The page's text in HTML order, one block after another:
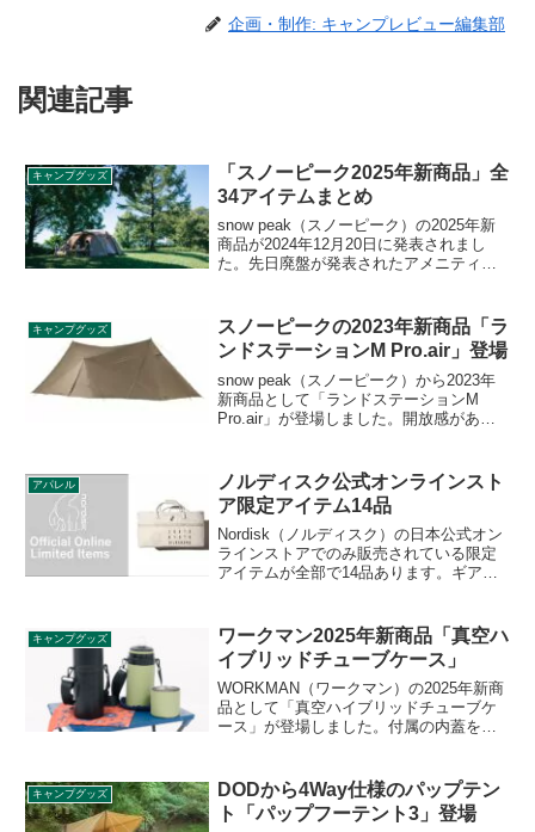
企画・制作: キャンプレビュー編集部
関連記事
キャンプグッズ
「スノーピーク2025年新商品」全
34アイテムまとめ
snow peak（スノーピーク）の2025年新
商品が2024年12月20日に発表されまし
た。先日廃盤が発表されたアメニティド
ーブ、一酸化炭素チェッカーなど、様々
なアイテムが登場します。詳細をレビュ
ーします。
キャンプグッズ
スノーピークの2023年新商品「ラ
ンドステーションM Pro.air」登場
snow peak（スノーピーク）から2023年
新商品として「ランドステーションM
Pro.air」が登場しました。開放感がある
地のタープです。詳細をレビューしま
す。
アパレル
ノルディスク公式オンラインスト
ア限定アイテム14品
Nordisk（ノルディスク）の日本公式オン
ラインストアでのみ販売されている限定
アイテムが全部で14品あります。ギアコ
ー、タンブラーなどのキッチン用品まで
様々なラインナップです。詳細をレビュ
ーします。
キャンプグッズ
ワークマン2025年新商品「真空ハ
イブリッドチューブケース」
WORKMAN（ワークマン）の2025年新商
品として「真空ハイブリッドチューブケ
ース」が登場しました。付属の内蓋を使
取り外し可能なショルダーストラップも
付属します。詳細をレビューします。
キャンプグッズ
DODから4Way仕様のパップテン
ト「パップフーテント3」登場